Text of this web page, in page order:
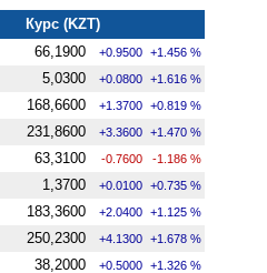
Курс (KZT)
66,1900 +0.9500 +1.456 %
5,0300 +0.0800 +1.616 %
168,6600 +1.3700 +0.819 %
231,8600 +3.3600 +1.470 %
63,3100 -0.7600 -1.186 %
1,3700 +0.0100 +0.735 %
183,3600 +2.0400 +1.125 %
250,2300 +4.1300 +1.678 %
38,2000 +0.5000 +1.326 %